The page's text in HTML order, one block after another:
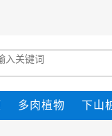
多肉植物 下山